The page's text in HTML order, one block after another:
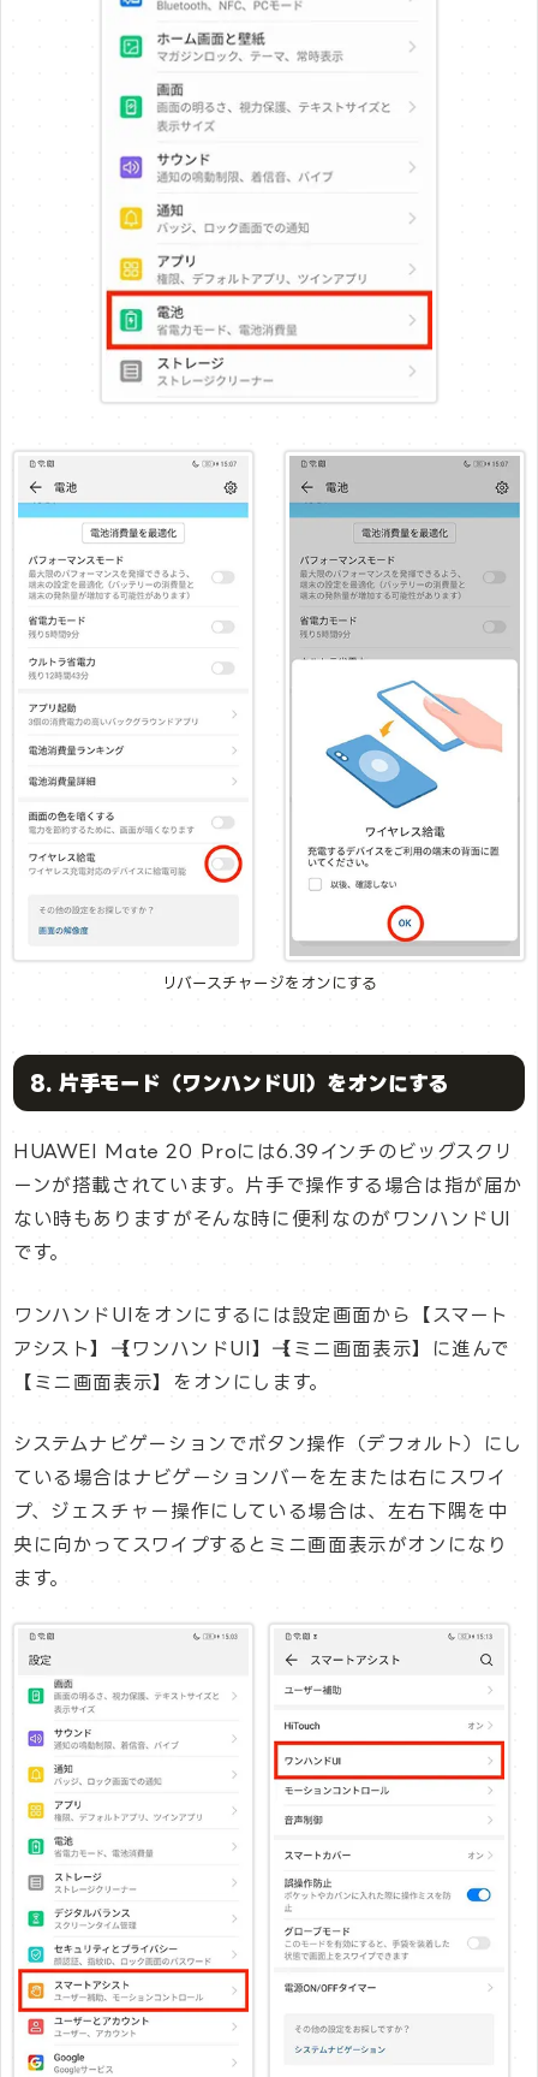
リバースチャージをオンにする
8. 片手モード（ワンハンドUI）をオンにする
HUAWEI Mate 20 Proには6.39インチのビッグスクリ
ーンが搭載されています。片手で操作する場合は指が届か
ない時もありますがそんな時に便利なのがワンハンドUI
です。
ワンハンドUIをオンにするには設定画面から【スマート
アシスト】→【ワンハンドUI】→【ミニ画面表示】に進んで
【ミニ画面表示】をオンにします。
システムナビゲーションでボタン操作（デフォルト）にし
ている場合はナビゲーションバーを左または右にスワイ
プ、ジェスチャー操作にしている場合は、左右下隅を中
央に向かってスワイプするとミニ画面表示がオンになり
ます。